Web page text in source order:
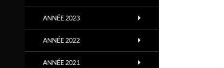
ANNÉE 2023
ANNÉE 2022
ANNÉE 2021